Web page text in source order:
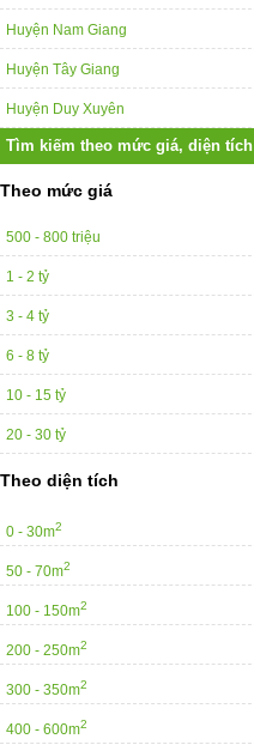
Huyện Nam Giang
Huyện Tây Giang
Huyện Duy Xuyên
Tìm kiếm theo mức giá, diện tích
Theo mức giá
500 - 800 triệu
1 - 2 tỷ
3 - 4 tỷ
6 - 8 tỷ
10 - 15 tỷ
20 - 30 tỷ
Theo diện tích
0 - 30m2
50 - 70m2
100 - 150m2
200 - 250m2
300 - 350m2
400 - 600m2